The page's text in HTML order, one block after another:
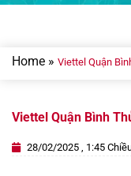
Home » Viettel Quận
Viettel Quận Bình
28/02/2025 , 1:45